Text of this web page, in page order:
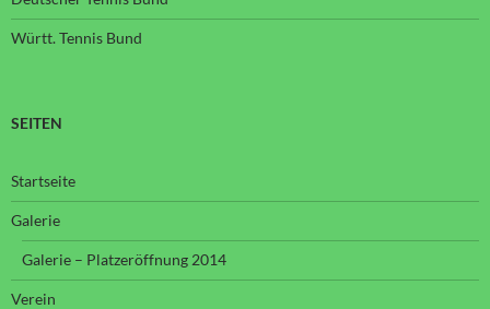
Württ. Tennis Bund
SEITEN
Startseite
Galerie
Galerie – Platzeröffnung 2014
Verein